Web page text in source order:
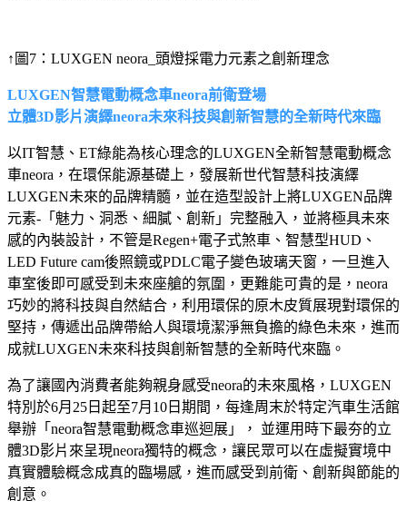
↑圖7：LUXGEN neora_頭燈採電力元素之創新理念
LUXGEN智慧電動概念車neora前衛登場
立體3D影片演繹neora未來科技與創新智慧的全新時代來臨
以IT智慧、ET綠能為核心理念的LUXGEN全新智慧電動概念
車neora，在環保能源基礎上，發展新世代智慧科技演繹
LUXGEN未來的品牌精髓，並在造型設計上將LUXGEN品牌
元素-「魅力、洞悉、細膩、創新」完整融入，並將極具未來
感的內裝設計，不管是Regen+電子式煞車、智慧型HUD、
LED Future cam後照鏡或PDLC電子變色玻璃天窗，一旦進入
車室後即可感受到未來座艙的氛圍，更難能可貴的是，neora
巧妙的將科技與自然結合，利用環保的原木皮質展現對環保的
堅持，傳遞出品牌帶給人與環境潔淨無負擔的綠色未來，進而
成就LUXGEN未來科技與創新智慧的全新時代來臨。
為了讓國內消費者能夠親身感受neora的未來風格，LUXGEN
特別於6月25日起至7月10日期間，每逢周末於特定汽車生活館
舉辦「neora智慧電動概念車巡迴展」， 並運用時下最夯的立
體3D影片來呈現neora獨特的概念，讓民眾可以在虛擬實境中
真實體驗概念成真的臨場感，進而感受到前衛、創新與節能的
創意。